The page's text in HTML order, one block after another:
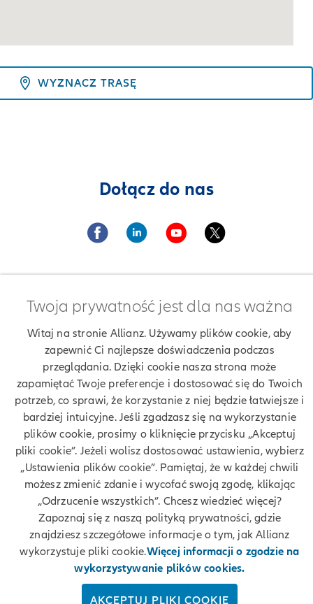
WYZNACZ TRASĘ
Dołącz do nas
Twoje dane
Polityka prywatności
Polityka cookies
Bezpieczeństwo
Zastrzeżenia prawne
Kontakt
Znajdź agenta Allianz. Znajdź placówkę Allianz
Ubezpieczenia Allianz Katarzyna Sochan
Twoja prywatność jest dla nas ważna
Witaj na stronie Allianz. Używamy plików cookie, aby
zapewnić Ci najlepsze doświadczenia podczas
przeglądania. Dzięki cookie nasza strona może
zapamiętać Twoje preferencje i dostosować się do Twoich
potrzeb, co sprawi, że korzystanie z niej będzie łatwiejsze i
bardziej intuicyjne. Jeśli zgadzasz się na wykorzystanie
plików cookie, prosimy o kliknięcie przycisku „Akceptuj
pliki cookie”. Jeżeli wolisz dostosować ustawienia, wybierz
„Ustawienia plików cookie”. Pamiętaj, że w każdej chwili
możesz zmienić zdanie i wycofać swoją zgodę, klikając
„Odrzucenie wszystkich”. Chcesz wiedzieć więcej?
Zapoznaj się z naszą polityką prywatności, gdzie
znajdziesz szczegółowe informacje o tym, jak Allianz
wykorzystuje pliki cookie.Więcej informacji o zgodzie na
wykorzystywanie plików cookies.
AKCEPTUJ PLIKI COOKIE